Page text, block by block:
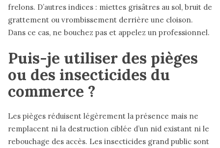
frelons. D’autres indices : miettes grisâtres au sol, bruit de
grattement ou vrombissement derrière une cloison.
Dans ce cas, ne bouchez pas et appelez un professionnel.
Puis-je utiliser des pièges
ou des insecticides du
commerce ?
Les pièges réduisent légèrement la présence mais ne
remplacent ni la destruction ciblée d’un nid existant ni le
rebouchage des accès. Les insecticides grand public sont